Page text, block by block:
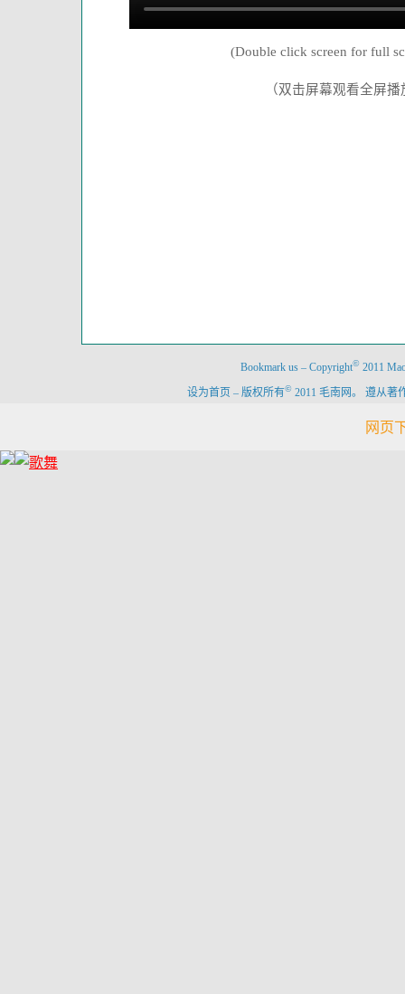
(Double click screen for full
（双击屏幕观看全屏播
Bookmark us – Copyright© 2011
设为首页 – 版权所有© 2011 毛南网。 遵从著
网页